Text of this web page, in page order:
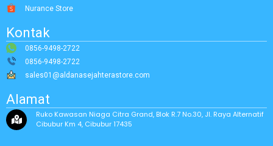
Nurance Store
Kontak
0856-9498-2722
0856-9498-2722
sales01@aldanasejahterastore.com
Alamat
Ruko Kawasan Niaga Citra Grand, Blok R.7 No.30, Jl. Raya Alternatif
Cibubur Km 4, Cibubur 17435